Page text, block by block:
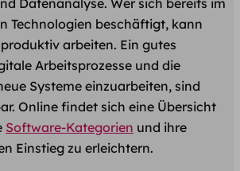
Datenanalyse. Wer sich bereits im
Technologien beschäftigt, kann
arbeiten. Ein gutes
Arbeitsprozesse und die
Systeme einzuarbeiten, sind
Online findet sich eine Übersicht
Software-Kategorien und ihre
Einstieg zu erleichtern.